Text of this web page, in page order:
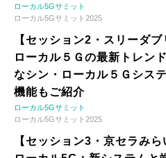
ローカル5Gサミット
ローカル5Gサミット2025
【セッション2・スリーダ
ローカル５Ｇの最新トレン
なシン・ローカル５Ｇシス
機能もご紹介
ローカル5Gサミット
ローカル5Gサミット2025
【セッション3・京セラみ